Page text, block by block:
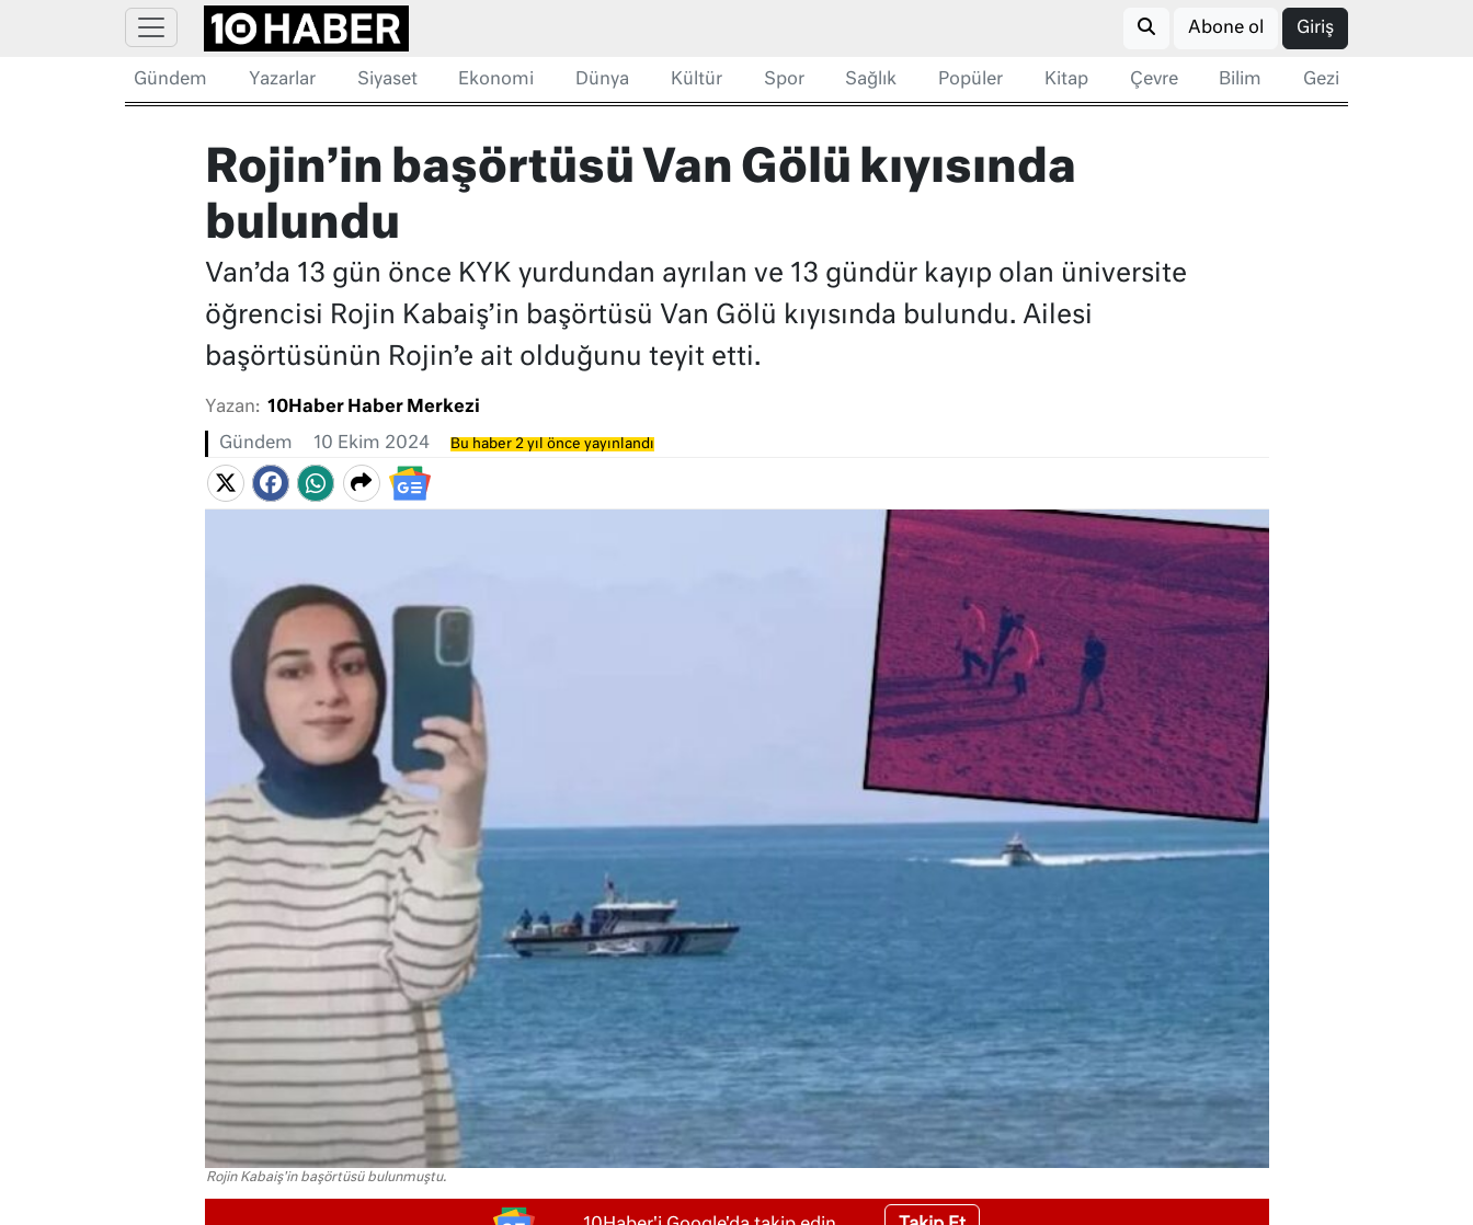
Abone ol Giriş
Gündem Yazarlar Siyaset Ekonomi Dünya Kültür Spor Sağlık Popüler Kitap Çevre Bilim Gezi
Rojin’in başörtüsü Van Gölü kıyısında
bulundu
Van’da 13 gün önce KYK yurdundan ayrılan ve 13 gündür kayıp olan üniversite
öğrencisi Rojin Kabaiş’in başörtüsü Van Gölü kıyısında bulundu. Ailesi
başörtüsünün Rojin’e ait olduğunu teyit etti.
Yazan: 10Haber Haber Merkezi
Gündem 10 Ekim 2024 Bu haber 2 yıl önce yayınlandı
Rojin Kabaiş'in başörtüsü bulunmuştu.